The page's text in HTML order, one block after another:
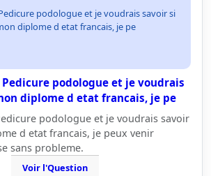
podologue et je voudrais savoir si
diplome d etat francais, je pe
podologue et je voudrais
diplome d etat francais, je pe
podologue et je voudrais savoir
d etat francais, je peux venir
sans probleme.
Voir l'Question